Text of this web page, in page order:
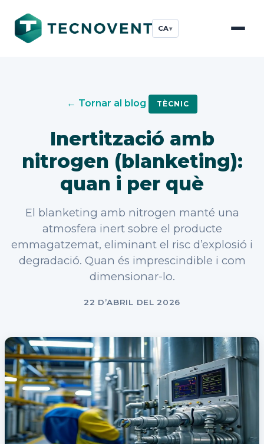
CA▾
← Tornar al blog TÈCNIC
Inertització amb
nitrogen (blanketing):
quan i per què
El blanketing amb nitrogen manté una
atmosfera inert sobre el producte
emmagatzemat, eliminant el risc d’explosió i
degradació. Quan és imprescindible i com
dimensionar-lo.
22 D’ABRIL DEL 2026